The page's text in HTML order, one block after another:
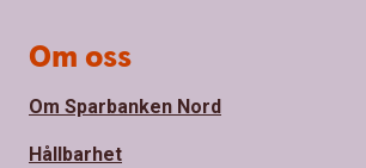
Om oss
Om Sparbanken Nord
Hållbarhet